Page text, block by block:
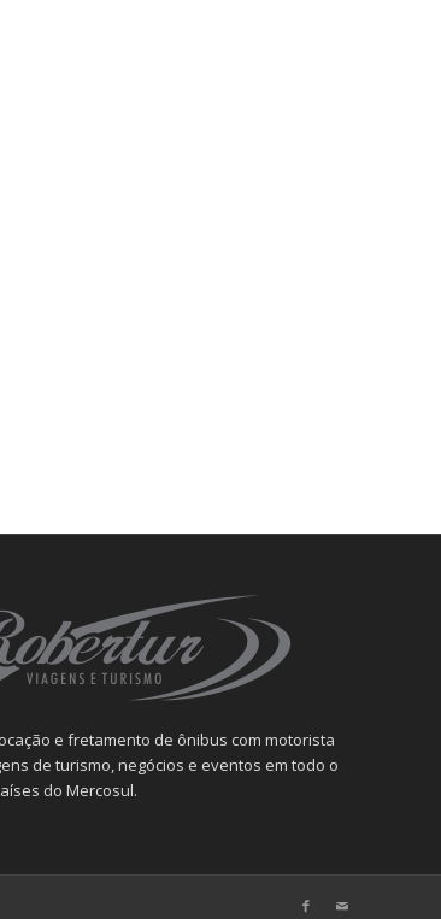
e fretamento de ônibus com motorista
de turismo, negócios e eventos em todo o
do Mercosul.